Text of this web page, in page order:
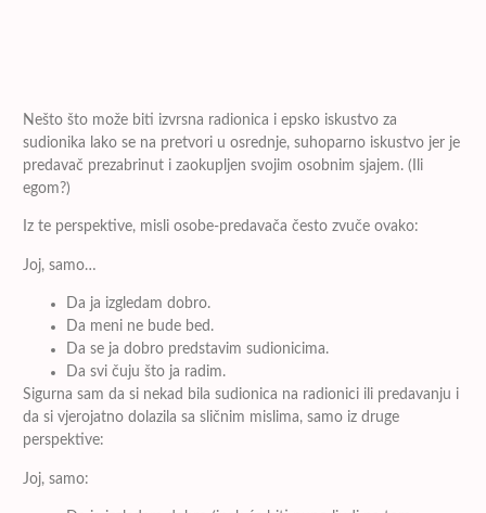
Nešto što može biti izvrsna radionica i epsko iskustvo za
sudionika lako se na pretvori u osrednje, suhoparno iskustvo jer je
predavač prezabrinut i zaokupljen svojim osobnim sjajem. (Ili
egom?)
Iz te perspektive, misli osobe-predavača često zvuče ovako:
Joj, samo…
Da ja izgledam dobro.
Da meni ne bude bed.
Da se ja dobro predstavim sudionicima.
Da svi čuju što ja radim.
Sigurna sam da si nekad bila sudionica na radionici ili predavanju i
da si vjerojatno dolazila sa sličnim mislima, samo iz druge
perspektive:
Joj, samo: